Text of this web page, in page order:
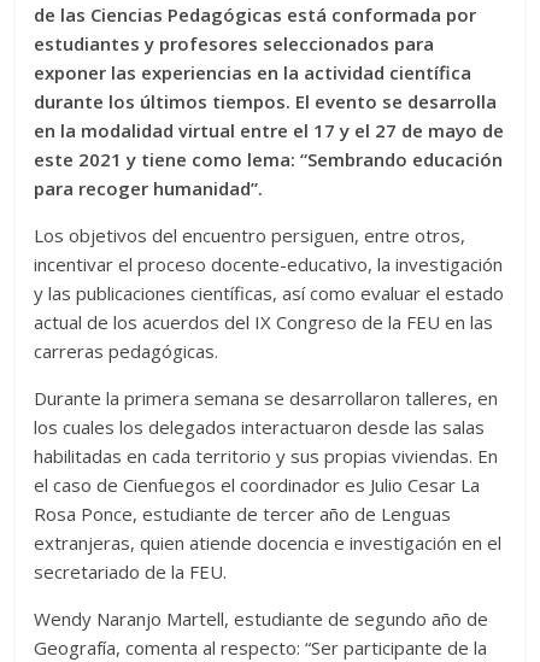
de las Ciencias Pedagógicas está conformada por
estudiantes y profesores seleccionados para
exponer las experiencias en la actividad científica
durante los últimos tiempos. El evento se desarrolla
en la modalidad virtual entre el 17 y el 27 de mayo de
este 2021 y tiene como lema: “Sembrando educación
para recoger humanidad”.
Los objetivos del encuentro persiguen, entre otros,
incentivar el proceso docente-educativo, la investigación
y las publicaciones científicas, así como evaluar el estado
actual de los acuerdos del IX Congreso de la FEU en las
carreras pedagógicas.
Durante la primera semana se desarrollaron talleres, en
los cuales los delegados interactuaron desde las salas
habilitadas en cada territorio y sus propias viviendas. En
el caso de Cienfuegos el coordinador es Julio Cesar La
Rosa Ponce, estudiante de tercer año de Lenguas
extranjeras, quien atiende docencia e investigación en el
secretariado de la FEU.
Wendy Naranjo Martell, estudiante de segundo año de
Geografía, comenta al respecto: “Ser participante de la